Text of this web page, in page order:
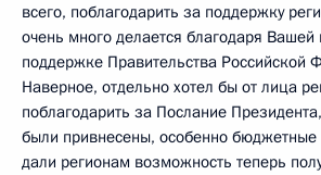
всего, поблагодарить за поддержку
очень много делается благодаря
поддержке Правительства Российской
Наверное, отдельно хотел бы от лица
поблагодарить за Послание
были привнесены, особенно бюджетные
дали регионам возможность теперь